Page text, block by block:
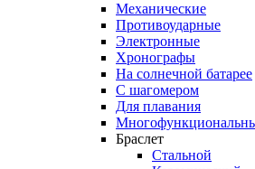
Механические
Противоударные
Электронные
Хронографы
На солнечной батарее
С шагомером
Для плавания
Браслет
Стальной